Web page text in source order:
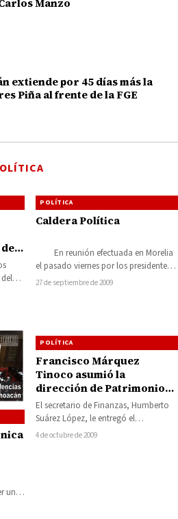
Manzo
extiende por 45 días más la
Piña al frente de la FGE
POLÍTICA
Caldera Política
En reunión efectuada en Morelia
el pasado viernes por los presidentes
municipales de los municipios por
27 de septiembre de 2009
un
POLÍTICA
Francisco Márquez
Tinoco asumió la
dirección de Patrimonio
Estatal
El secretario de Finanzas, Humberto
Suárez López, le entregó el
nombramiento que le otorgó el
4 de octubre de 2009